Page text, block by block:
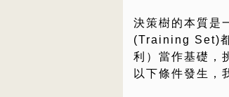
決策樹的本質是
(Training Set)
利）當作基礎，
以下條件發生，